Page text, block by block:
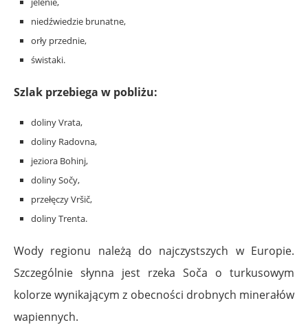
niedźwiedzie brunatne,
orły przednie,
świstaki.
Szlak przebiega w pobliżu:
doliny Vrata,
doliny Radovna,
jeziora Bohinj,
doliny Sočy,
przełęczy Vršič,
doliny Trenta.
Wody regionu należą do najczystszych w Europie.
Szczególnie słynna jest rzeka Soča o turkusowym
kolorze wynikającym z obecności drobnych minerałów
wapiennych.